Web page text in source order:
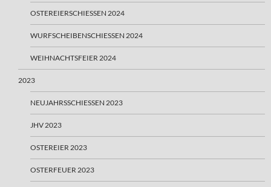
OSTEREIERSCHIESSEN 2024
WURFSCHEIBENSCHIESSEN 2024
WEIHNACHTSFEIER 2024
2023
NEUJAHRSSCHIESSEN 2023
JHV 2023
OSTEREIER 2023
OSTERFEUER 2023